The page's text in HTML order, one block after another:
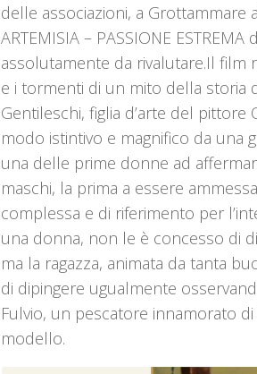
delle associazioni, a Grottammare
ARTEMISIA – PASSIONE
assolutamente da rivalutare.Il film
e i tormenti di un mito della storia
Gentileschi, figlia d’arte del
modo istintivo e magnifico da una
una delle prime donne ad
maschi, la prima a essere
complessa e di riferimento per
una donna, non le è concesso di
ma la ragazza, animata da tanta
di dipingere ugualmente
Fulvio, un pescatore innamorato
modello.